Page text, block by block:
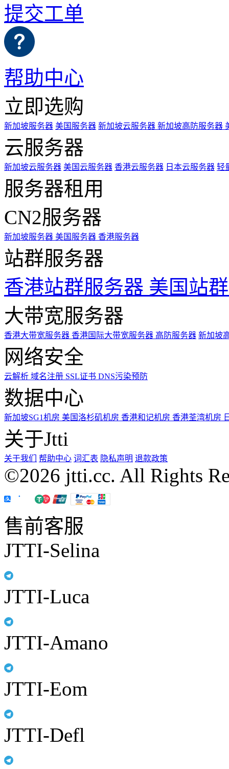
提交工单
帮助中心
立即选购
新加坡服务器 美国服务器 新加坡云服务器 新加坡高防服务器
云服务器
新加坡云服务器 美国云服务器 香港云服务器 日本云服务器 轻
服务器租用
CN2服务器
新加坡服务器 美国服务器 香港服务器
站群服务器
香港站群服务器 美国站
大带宽服务器
香港大带宽服务器 香港国际大带宽服务器 高防服务器 新加坡
网络安全
云解析 域名注册 SSL证书 DNS污染预防
数据中心
新加坡SG1机房 美国洛杉矶机房 香港和记机房 香港荃湾机房
关于Jtti
关于我们 帮助中心 词汇表 隐私声明 退款政策
©2026 jtti.cc. All Rights
售前客服
JTTI-Selina
JTTI-Luca
JTTI-Amano
JTTI-Eom
JTTI-Defl